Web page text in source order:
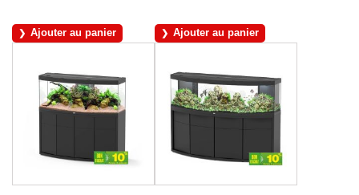
Ajouter au panier Ajouter au panier